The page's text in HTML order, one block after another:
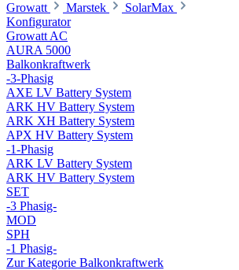
Growatt Marstek
SolarMax
Konfigurator
Growatt AC
AURA 5000
Balkonkraftwerk
-3-Phasig
AXE LV Battery System
ARK HV Battery System
ARK XH Battery System
APX HV Battery System
-1-Phasig
ARK LV Battery System
ARK HV Battery System
SET
-3 Phasig-
MOD
SPH
-1 Phasig-
Zur Kategorie Balkonkraftwerk